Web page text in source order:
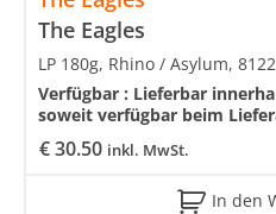
The Eagles
€30.50 inkl. MwSt.
LP 180g, Rhino / Asylum,
Verfügbar : Lieferbar
soweit verfügbar beim
In den